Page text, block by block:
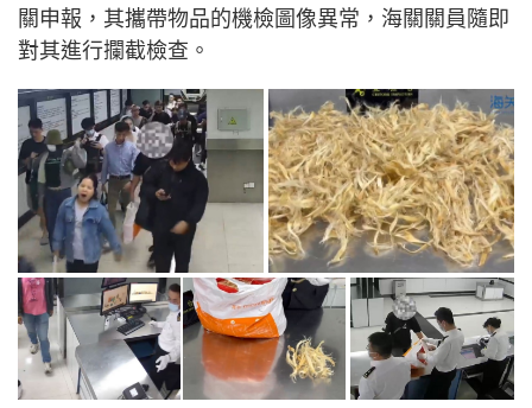
關申報，其攜帶物品的機檢圖像異常，海關關員隨即
對其進行攔截檢查。